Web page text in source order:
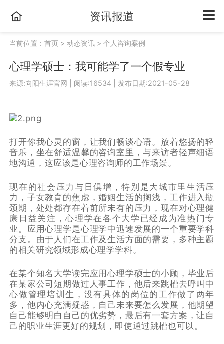
资讯报道
当前位置：首页 >动态资讯 >个人咨询案例
心理学硕士：我可能学了一个假专业
来源:向阳生涯官网 阅读:16534 发布日期:2021-05-28
打开你我心灵的窗，让我们畅谈心语。放着悠扬的轻
音乐，坐在舒适温馨的咨询室里，与来访者轻声细语
地沟通，这应该是心理咨询师的工作场景。
现在的社会压力与日俱增，特别是大城市里生活压
力，子女教育的焦虑，婚姻生活的搁浅，工作进入瓶
颈期，处处都存在着前所未有的压力，现在对心理健
康日益关注，心理学在各个大学已经成为准热门专
业。应用心理学是心理学中迅速发展的一个重要学科
分支。由于人们在工作及生活方面的需要，多种主题
的相关研究领域形成心理学学科。
在某个知名大学读完应用心理学硕士的小顾，毕业后
在某家公司短期做过人事工作，他后来跳槽去呼叫中
心做管理培训生，没有具体的岗位的工作做了两年
多，他内心充满疑惑，自己未来要怎么发展，他期望
自己能够明白自己的优劣势，最后有一套方案，让自
己的职业生涯更好的规划，即使通过跳槽也可以。